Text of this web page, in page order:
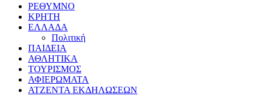
ΡΕΘΥΜΝΟ
ΚΡΗΤΗ
ΕΛΛΑΔΑ
Πολιτική
ΠΑΙΔΕΙΑ
ΑΘΛΗΤΙΚΑ
ΤΟΥΡΙΣΜΟΣ
ΑΦΙΕΡΩΜΑΤΑ
ΑΤΖΕΝΤΑ ΕΚΔΗΛΩΣΕΩΝ